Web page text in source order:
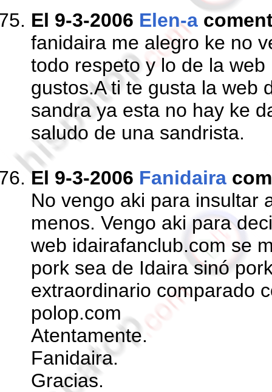
El 9-3-2006 Elen-a
fanidaira me alegro ke no
todo respeto y lo de la
gustos.A ti te gusta la web
sandra ya esta no hay ke
saludo de una sandrista.
El 9-3-2006 Fanidaira
No vengo aki para insultar
menos. Vengo aki para
web idairafanclub.com se
pork sea de Idaira sinó
extraordinario comparado
polop.com
Atentamente.
Fanidaira.
Gracias.